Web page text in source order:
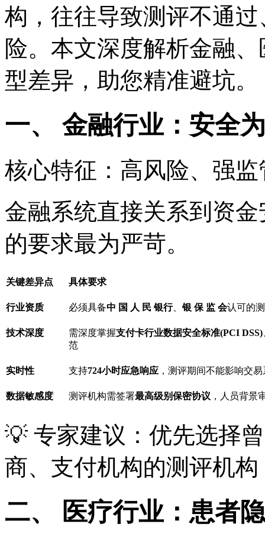
构，往往导致测评不通
险。本文深度解析金融
型差异，助您精准避坑。
一、 金融行业：安全
核心特征：高风险、强
金融系统直接关系到资
的要求最为严苛。
关键差异点 具体要求
行业资质 必须具备中 国 人 民 银行、银 保 监 会认可的
技术深度 需深度掌握支付卡行业数据安全标准(PCI DSS)
范
实时性 支持724小时应急响应 ，测评期间不能影响交
数据敏感度 测评机构需签署最高级别保密协议 ，人员背景
💡 专家建议：优先选择
商、支付机构的测评机
二、 医疗行业：患者